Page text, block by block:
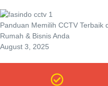
Panduan Memilih CCTV Terbaik
Rumah & Bisnis Anda
August 3, 2025